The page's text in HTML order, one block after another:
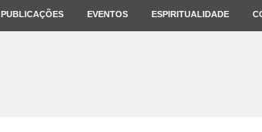
PUBLICAÇÕES EVENTOS ESPIRITUALIDADE